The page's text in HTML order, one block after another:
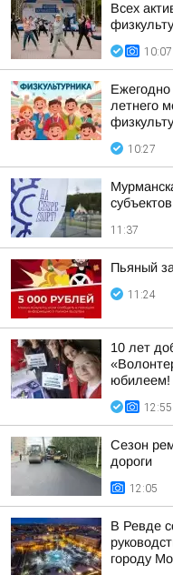
Всех
10:07
Ежегодно
летнего
10:27
11:37
Пьяный
11:24
10 лет
юбилеем!
12:55
Сезон
дороги
12:05
В Ревде
городу